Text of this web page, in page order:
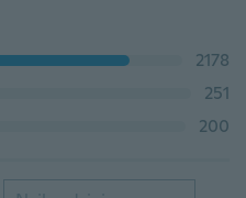
2178
251
200